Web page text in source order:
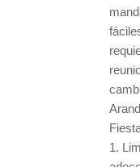
1.